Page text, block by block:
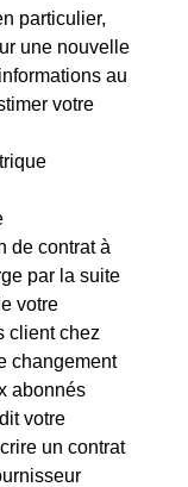
particulier,
une nouvelle
au
votre
de contrat à
par la suite
votre
client chez
changement
abonnés
votre
un contrat